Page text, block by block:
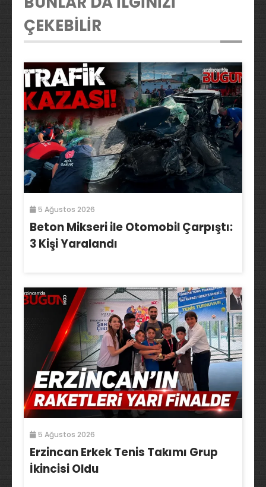
ÇEKEBİLİR
5 Ağustos 2026
Beton Mikseri ile Otomobil Çarpıştı:
3 Kişi Yaralandı
5 Ağustos 2026
Erzincan Erkek Tenis Takımı Grup
İkincisi Oldu